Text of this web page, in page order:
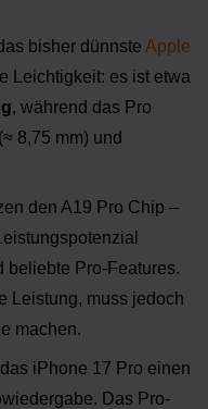
bisher dünnste Apple
Leichtigkeit: es ist etwa
, während das Pro
8,75 mm) und
den A19 Pro Chip –
beliebte Pro-Features.
Leistung, muss jedoch
machen.
iPhone 17 Pro einen
Das Pro-